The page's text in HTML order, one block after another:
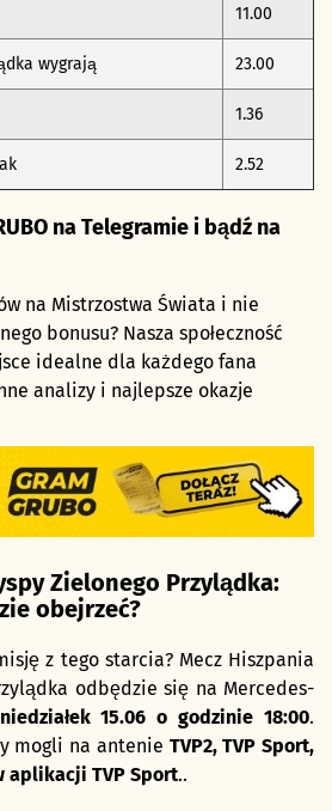
11.00
wygrają 23.00
1.36
2.52
na Telegramie i bądź na
na Mistrzostwa Świata i nie
bonusu? Nasza społeczność
idealne dla każdego fana
analizy i najlepsze okazje
Zielonego Przylądka:
obejrzeć?
z tego starcia? Mecz Hiszpania
odbędzie się na Mercedes-
15.06 o godzinie 18:00.
mogli na antenie TVP2, TVP Sport,
aplikacji TVP Sport..